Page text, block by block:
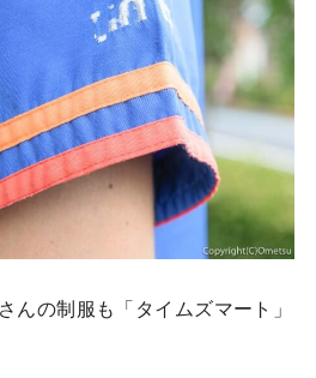
んの制服も「タイムズマート」